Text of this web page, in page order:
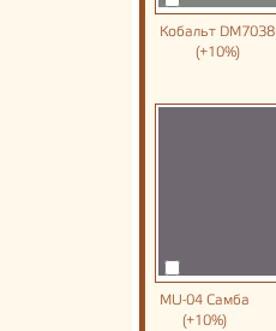
Кобальт DM7038
(+10%)
MU-04 Самба
(+10%)